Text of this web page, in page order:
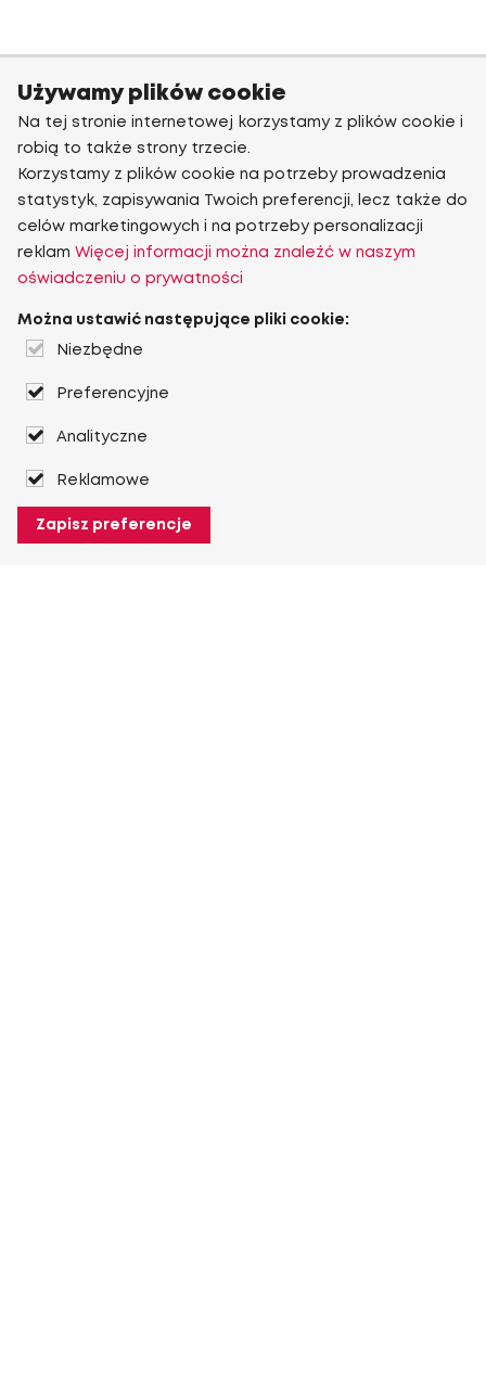
Używamy plików cookie
Na tej stronie internetowej korzystamy z plików cookie i
robią to także strony trzecie.
Korzystamy z plików cookie na potrzeby prowadzenia
statystyk, zapisywania Twoich preferencji, lecz także do
celów marketingowych i na potrzeby personalizacji
reklam Więcej informacji można znaleźć w naszym
oświadczeniu o prywatności
Można ustawić następujące pliki cookie:
Niezbędne
Preferencyjne
Analityczne
Reklamowe
Zapisz preferencje